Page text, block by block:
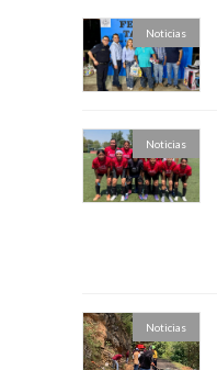
Noticias
Noticias
Noticias